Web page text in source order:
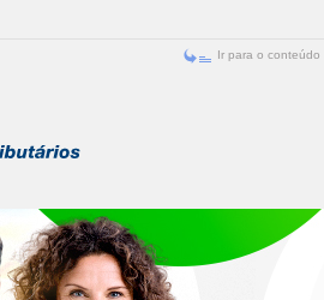
Ir para o conteúdo